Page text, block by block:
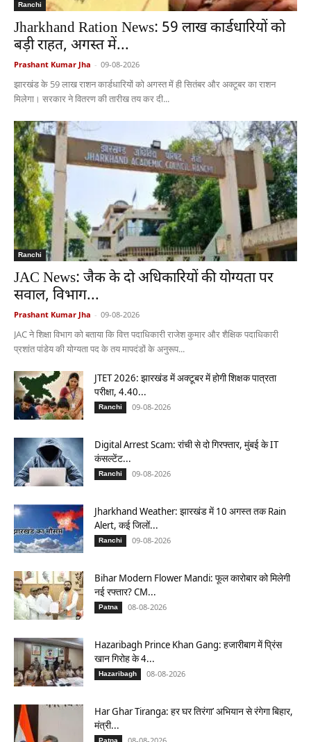
Ranchi
Jharkhand Ration News: 59 लाख कार्डधारियों को
बड़ी राहत, अगस्त में...
Prashant Kumar Jha - 09-08-2026
झारखंड के 59 लाख राशन कार्डधारियों को अगस्त में ही सितंबर और अक्टूबर का राशन
मिलेगा। सरकार ने वितरण की तारीख तय कर दी...
Ranchi
JAC News: जैक के दो अधिकारियों की योग्यता पर
सवाल, विभाग...
Prashant Kumar Jha - 09-08-2026
JAC ने शिक्षा विभाग को बताया कि वित्त पदाधिकारी राजेश कुमार और शैक्षिक पदाधिकारी
प्रशांत पांडेय की योग्यता पद के तय मापदंडों के अनुरूप...
JTET 2026: झारखंड में अक्टूबर में होगी शिक्षक पात्रता
परीक्षा, 4.40...
Ranchi 09-08-2026
Digital Arrest Scam: रांची से दो गिरफ्तार, मुंबई के IT
कंसल्टेंट...
Ranchi 09-08-2026
Jharkhand Weather: झारखंड में 10 अगस्त तक Rain
Alert, कई जिलों...
Ranchi 09-08-2026
Bihar Modern Flower Mandi: फूल कारोबार को मिलेगी
नई रफ्तार? CM...
Patna 08-08-2026
Hazaribagh Prince Khan Gang: हजारीबाग में प्रिंस
खान गिरोह के 4...
Hazaribagh 08-08-2026
Har Ghar Tiranga: हर घर तिरंगा’ अभियान से रंगेगा बिहार,
मंत्री...
Patna